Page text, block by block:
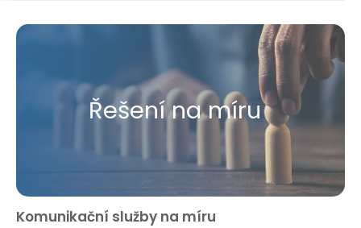
Řešení na míru
Komunikační služby na míru